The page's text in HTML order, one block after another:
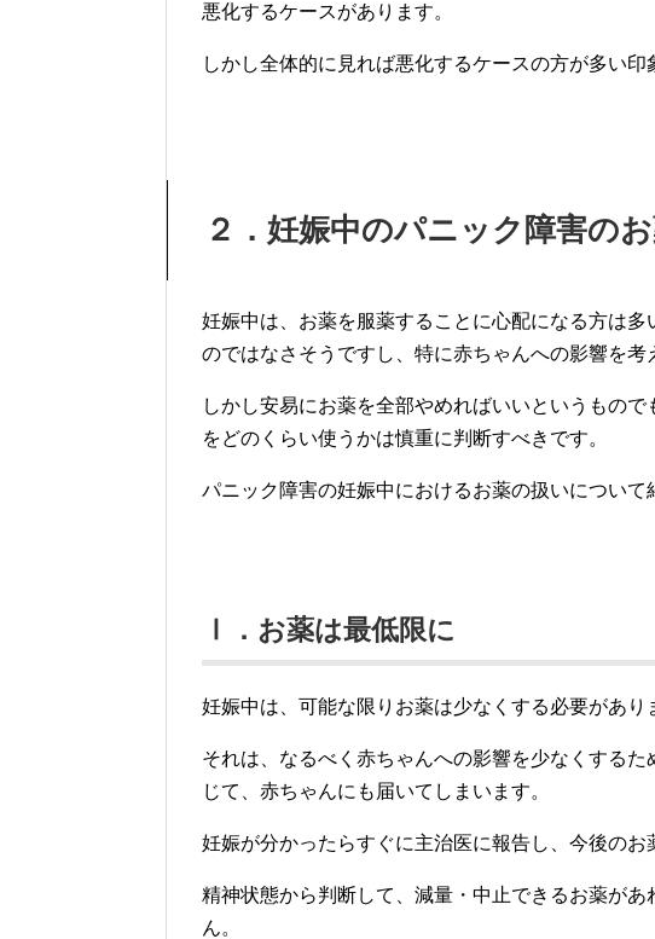
悪化するケースがあります。
しかし全体的に見れば悪化するケースの方が多い印
２．妊娠中のパニック障害の
妊娠中は、お薬を服薬することに心配になる方は
のではなさそうですし、特に赤ちゃんへの影響を考
しかし安易にお薬を全部やめればいいというもの
をどのくらい使うかは慎重に判断すべきです。
パニック障害の妊娠中におけるお薬の扱いについて
Ⅰ．お薬は最低限に
妊娠中は、可能な限りお薬は少なくする必要があり
それは、なるべく赤ちゃんへの影響を少なくする
じて、赤ちゃんにも届いてしまいます。
妊娠が分かったらすぐに主治医に報告し、今後のお
精神状態から判断して、減量・中止できるお薬が
ん。